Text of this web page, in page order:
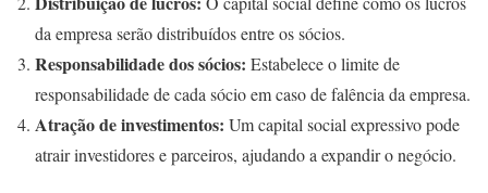
da empresa serão distribuídos entre os sócios.
Responsabilidade dos sócios: Estabelece o limite de
responsabilidade de cada sócio em caso de falência da empresa.
Atração de investimentos: Um capital social expressivo pode
atrair investidores e parceiros, ajudando a expandir o negócio.